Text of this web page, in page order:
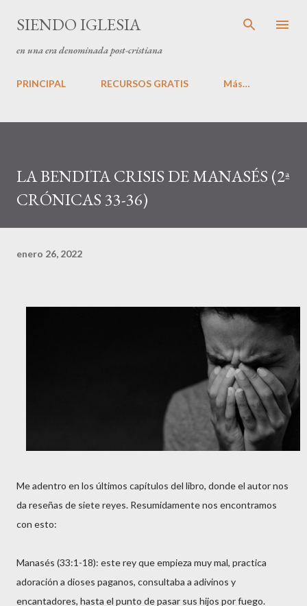
Ir al contenido principal
SIENDO IGLESIA
en una era denominada post-cristiana
PRINCIPAL RECURSOS GRATIS Más…
LA BENDITA CRISIS DE MANASÉS (2ª
CRÓNICAS 33-36)
enero 26, 2022
Me adentro en los últimos capítulos del libro, donde el autor nos
da reseñas de siete reyes. Resumidamente nos encontramos
con esto:
Manasés (33:1-18): este rey que empieza muy mal, practica
adoración a dioses paganos, consultaba a adivinos y
encantadores, hasta el punto de pasar sus hijos por fuego.